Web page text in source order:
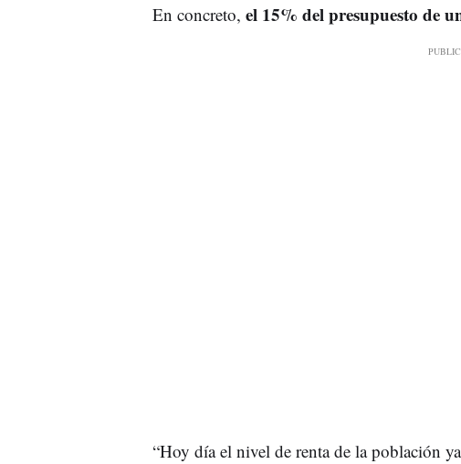
En concreto, el 15% del presupuesto de
“Hoy día el nivel de renta de la población